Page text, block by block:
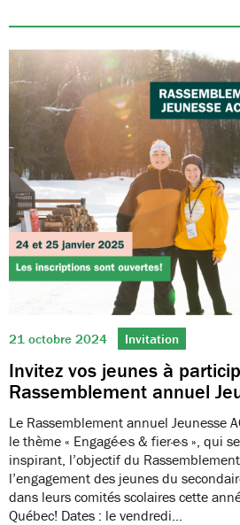
21 octobre 2024 Invitation
Invitez vos jeunes à
Rassemblement annuel
Le Rassemblement annuel Jeunesse
le thème « Engagé·e·s & fier·e·s », qui
inspirant, l’objectif du
l’engagement des jeunes du
dans leurs comités scolaires cette
Québec! Dates : le vendredi…